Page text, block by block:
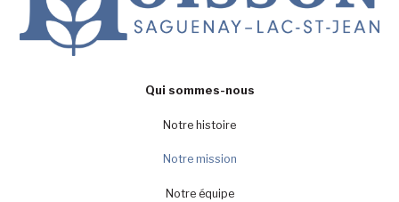
Qui sommes-nous
Notre histoire
Notre mission
Notre équipe